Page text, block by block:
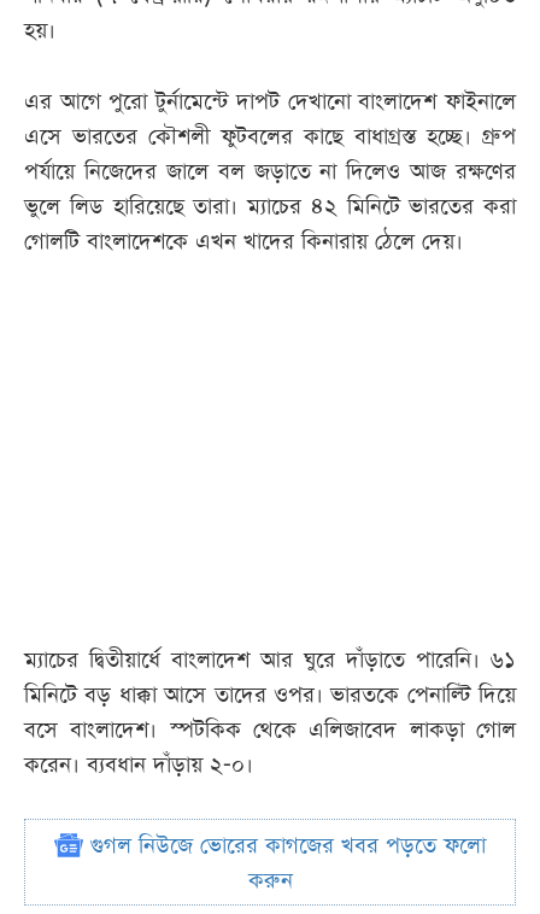
হয়।
এর আগে পুরো টুর্নামেন্টে দাপট দেখানো বাংলাদেশ ফাইনালে
এসে ভারতের কৌশলী ফুটবলের কাছে বাধাগ্রস্ত হচ্ছে। গ্রুপ
পর্যায়ে নিজেদের জালে বল জড়াতে না দিলেও আজ রক্ষণের
ভুলে লিড হারিয়েছে তারা। ম্যাচের ৪২ মিনিটে ভারতের করা
গোলটি বাংলাদেশকে এখন খাদের কিনারায় ঠেলে দেয়।
ম্যাচের দ্বিতীয়ার্ধে বাংলাদেশ আর ঘুরে দাঁড়াতে পারেনি। ৬১
মিনিটে বড় ধাক্কা আসে তাদের ওপর। ভারতকে পেনাল্টি দিয়ে
বসে বাংলাদেশ। স্পটকিক থেকে এলিজাবেদ লাকড়া গোল
করেন। ব্যবধান দাঁড়ায় ২-০।
গুগল নিউজে ভোরের কাগজের খবর পড়তে ফলো
করুন